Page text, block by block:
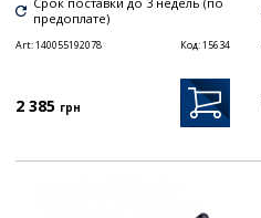
предоплате)
Art:140055192078 Код:15634
2 385 грн